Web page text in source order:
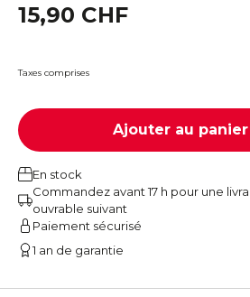
15,90 CHF
Taxes comprises
Ajouter au panier
En stock
Commandez avant 17 h pour une
ouvrable suivant
Paiement sécurisé
1 an de garantie